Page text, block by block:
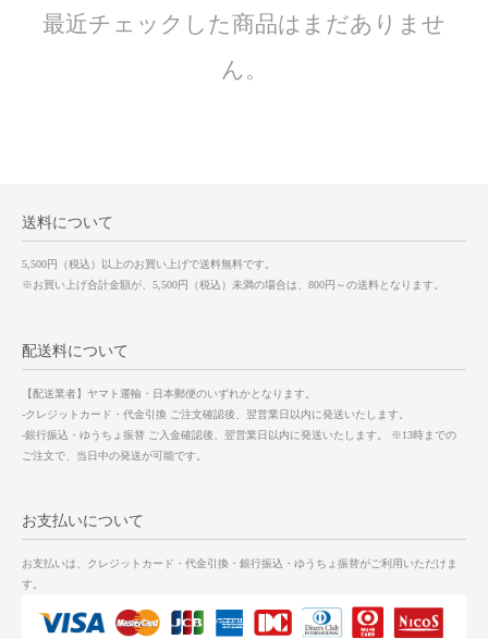
最近チェックした商品はまだありませ
ん。
送料について
5,500円（税込）以上のお買い上げで送料無料です。
※お買い上げ合計金額が、5,500円（税込）未満の場合は、800円～の送料となります。
配送料について
【配送業者】ヤマト運輸・日本郵便のいずれかとなります。
-クレジットカード・代金引換 ご注文確認後、翌営業日以内に発送いたします。
-銀行振込・ゆうちょ振替 ご入金確認後、翌営業日以内に発送いたします。 ※13時までの
ご注文で、当日中の発送が可能です。
お支払いについて
お支払いは、クレジットカード・代金引換・銀行振込・ゆうちょ振替がご利用いただけま
す。